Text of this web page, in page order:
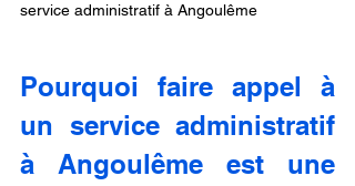
service administratif à Angoulême
Pourquoi faire appel à
un service administratif
à Angoulême est une